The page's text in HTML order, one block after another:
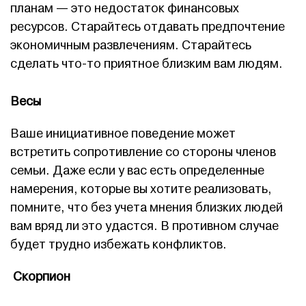
планам — это недостаток финансовых
ресурсов. Старайтесь отдавать предпочтение
экономичным развлечениям. Старайтесь
сделать что-то приятное близким вам людям.
Весы
Ваше инициативное поведение может
встретить сопротивление со стороны членов
семьи. Даже если у вас есть определенные
намерения, которые вы хотите реализовать,
помните, что без учета мнения близких людей
вам вряд ли это удастся. В противном случае
будет трудно избежать конфликтов.
Скорпион